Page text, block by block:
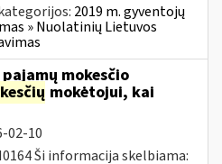
2019 m. gyventojų
» Nuolatinių Lietuvos
mokesčio
mokėtojui, kai
02-10
Ši informacija skelbiama: